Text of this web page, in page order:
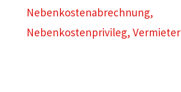
Nebenkostenabrechnung,
Nebenkostenprivileg, Vermieter